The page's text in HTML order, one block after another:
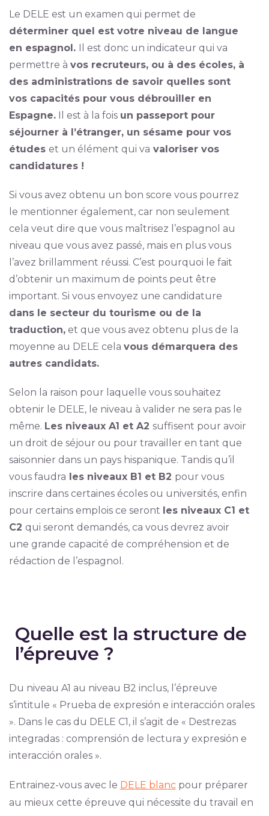
Le DELE est un examen qui permet de
déterminer quel est votre niveau de langue
en espagnol. Il est donc un indicateur qui va
permettre à vos recruteurs, ou à des écoles, à
des administrations de savoir quelles sont
vos capacités pour vous débrouiller en
Espagne.Il est à la fois un passeport pour
séjourner à l’étranger, un sésame pour vos
études et un élément qui va valoriser vos
candidatures !
Si vous avez obtenu un bon score vous pourrez
le mentionner également, car non seulement
cela veut dire que vous maîtrisez l’espagnol au
niveau que vous avez passé, mais en plus vous
l’avez brillamment réussi. C’est pourquoi le fait
d’obtenir un maximum de points peut être
important. Si vous envoyez une candidature
dans le secteur du tourisme ou de la
traduction,et que vous avez obtenu plus de la
moyenne au DELE cela vous démarquera des
autres candidats.
Selon la raison pour laquelle vous souhaitez
obtenir le DELE, le niveau à valider ne sera pas le
même. Les niveaux A1 et A2 suffisent pour avoir
un droit de séjour ou pour travailler en tant que
saisonnier dans un pays hispanique. Tandis qu’il
vous faudra les niveaux B1 et B2 pour vous
inscrire dans certaines écoles ou universités, enfin
pour certains emplois ce seront les niveaux C1 et
C2 qui seront demandés, ca vous devrez avoir
une grande capacité de compréhension et de
rédaction de l’espagnol.
Quelle est la structure de
l’épreuve ?
Du niveau A1 au niveau B2 inclus, l’épreuve
s’intitule « Prueba de expresión e interacción orales
». Dans le cas du DELE C1, il s’agit de « Destrezas
integradas : comprensión de lectura y expresión e
interacción orales ».
Entrainez-vous avec le DELE blancpour préparer
au mieux cette épreuve qui nécessite du travail en